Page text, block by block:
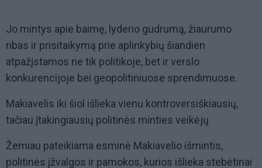
Jo mintys apie baimę, lyderio gudrumą, žiaurumo
ribas ir prisitaikymą prie aplinkybių šiandien
atpažįstamos ne tik politikoje, bet ir verslo
konkurencijoje bei geopolitiniuose sprendimuose.
Makiavelis iki šiol išlieka vienu kontroversiškiausių,
tačiau įtakingiausių politinės minties veikėjų
Žemiau pateikiama esminė Makiavelio išmintis,
politinės įžvalgos ir pamokos, kurios išlieka stebėtinai